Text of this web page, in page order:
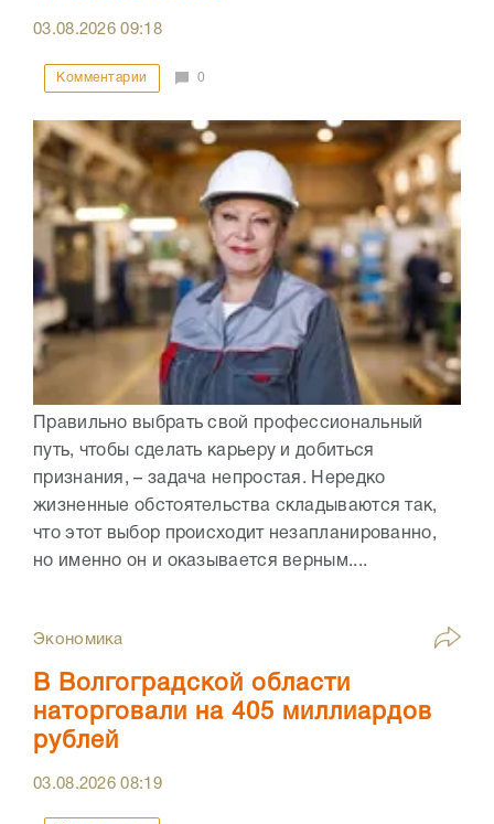
03.08.202609:18
Комментарии 0
Правильно выбрать свой профессиональный
путь, чтобы сделать карьеру и добиться
признания, – задача непростая. Нередко
жизненные обстоятельства складываются так,
что этот выбор происходит незапланированно,
но именно он и оказывается верным....
Экономика
В Волгоградской области
наторговали на 405 миллиардов
рублей
03.08.202608:19